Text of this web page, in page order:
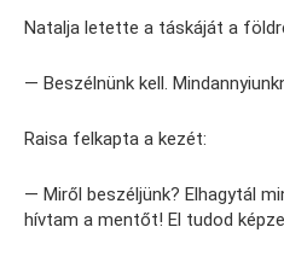
Natalja letette a táskáját a
— Beszélnünk kell.
Raisa felkapta a kezét:
— Miről beszéljünk? Elhagytál
hívtam a mentőt! El tudod